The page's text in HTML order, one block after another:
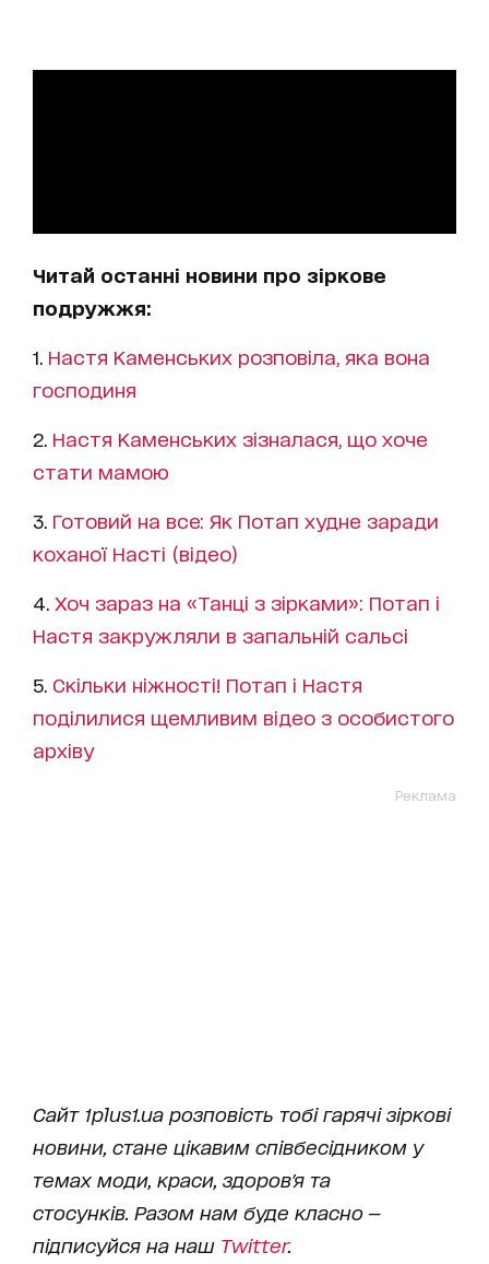
Читай останні новини про зіркове
подружжя:
1. Настя Каменських розповіла, яка вона
господиня
2. Настя Каменських зізналася, що хоче
стати мамою
3. Готовий на все: Як Потап худне заради
коханої Насті (відео)
4. Хоч зараз на «Танці з зірками»: Потап і
Настя закружляли в запальній сальсі
5. Скільки ніжності! Потап і Настя
поділилися щемливим відео з особистого
архіву
Реклама
Сайт 1plus1.ua розповість тобі гарячі зіркові
новини, стане цікавим співбесідником у
темах моди, краси, здоров'я та
стосунків. Разом нам буде класно —
підписуйся на наш Twitter.